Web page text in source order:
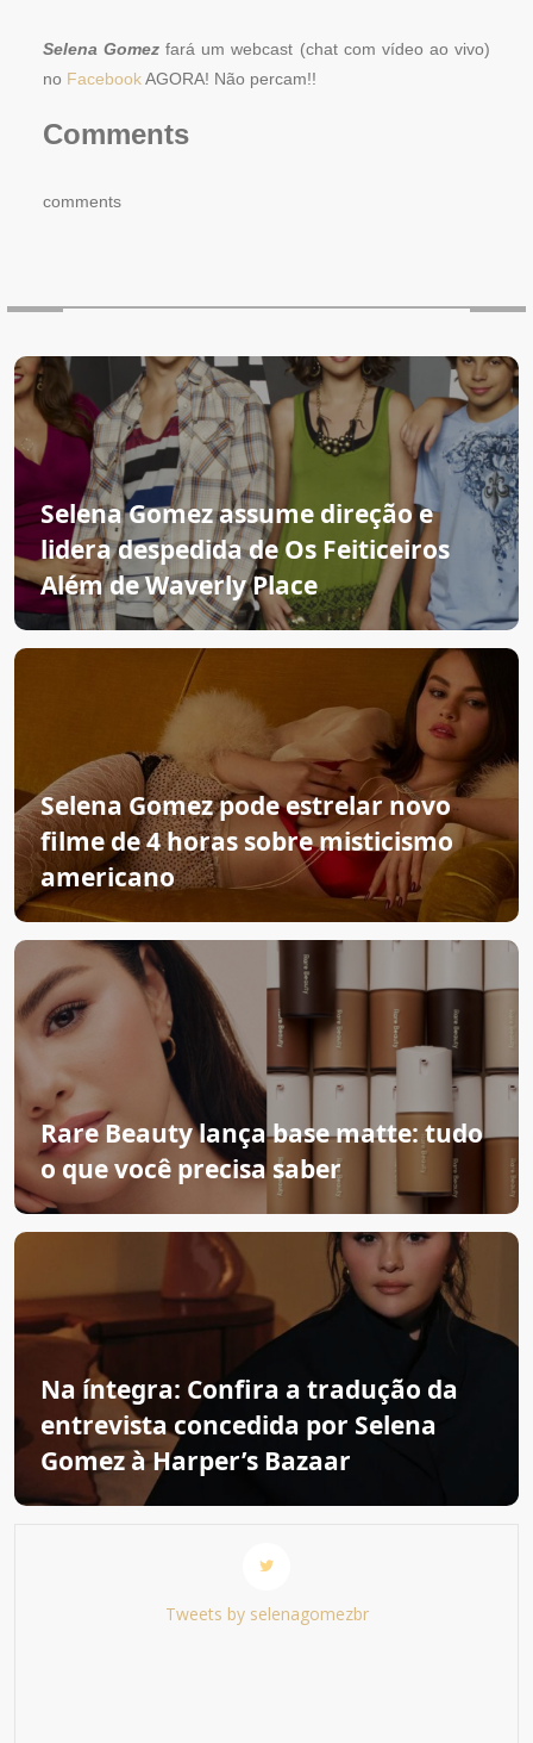
Selena Gomez fará um webcast (chat com vídeo ao vivo)
no FacebookAGORA! Não percam!!
Comments
comments
Selena Gomez assume direção e
lidera despedida de Os Feiticeiros
Além de Waverly Place
Selena Gomez pode estrelar novo
filme de 4 horas sobre misticismo
americano
Rare Beauty lança base matte: tudo
o que você precisa saber
Na íntegra: Confira a tradução da
entrevista concedida por Selena
Gomez à Harper’s Bazaar
Tweets by selenagomezbr